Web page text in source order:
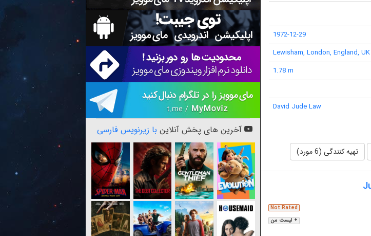
1972-12-29
Lewisham, London, England, UK
1.78 m
David Jude Law
تهیه کنندگی (6 مورد)
+ لیست من
Not Rated
آخرین های پخش آنلاین با زیرنویس فارسی